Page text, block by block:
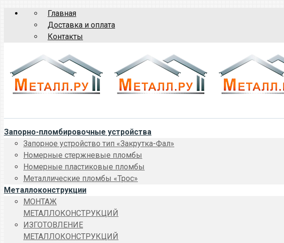
Главная
Доставка и оплата
Контакты
Запорно-пломбировочные устройства
Запорное устройство тип «Закрутка-Фал»
Номерные стержневые пломбы
Номерные пластиковые пломбы
Металлические пломбы «Трос»
Металлоконструкции
МОНТАЖ
МЕТАЛЛОКОНСТРУКЦИЙ
ИЗГОТОВЛЕНИЕ
МЕТАЛЛОКОНСТРУКЦИЙ